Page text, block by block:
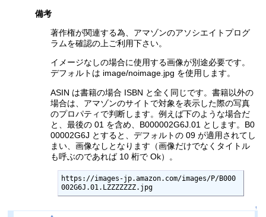
備考
著作権が関連する為、アマゾンのアソシエイトプログ
ラムを確認の上ご利用下さい。
イメージなしの場合に使用する画像が別途必要です。
デフォルトは image/noimage.jpg を使用します。
ASIN は書籍の場合 ISBN と全く同じです。書籍以外の
場合は、アマゾンのサイトで対象を表示した際の写真
のプロパティで判断します。例えば下のような場合だ
と、最後の 01 を含め、B000002G6J.01 とします。B0
00002G6J とすると、デフォルトの 09 が適用されてし
まい、画像なしとなります（画像だけでなくタイトル
も呼ぶのであれば 10 桁で Ok）。
https://images-jp.amazon.com/images/P/B000
002G6J.01.LZZZZZZZ.jpg
↑